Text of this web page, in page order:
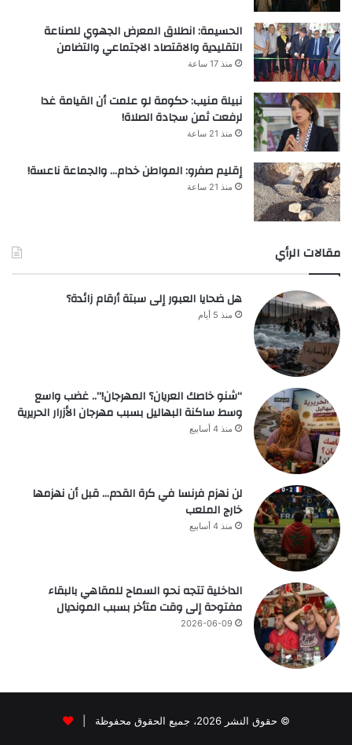
الحسيمة: انطلاق المعرض الجهوي للصناعة
التقليدية والاقتصاد الاجتماعي والتضامن
منذ 17 ساعة
نبيلة منيب: حكومة لو علمت أن القيامة غدا
لرفعت ثمن سجادة الصلاة!
منذ 21 ساعة
إقليم صفرو: المواطن خدام… والجماعة ناعسة!
منذ 21 ساعة
مقالات الرأي
هل ضحايا العبور إلى سبتة أرقام زائدة؟
منذ 5 أيام
“شنو خاصك العريان؟ المهرجان!”.. غضب واسع
وسط ساكنة البهاليل بسبب مهرجان الأزرار الحريرية
منذ 4 أسابيع
لن نهزم فرنسا في كرة القدم… قبل أن نهزمها
خارج الملعب
منذ 4 أسابيع
الداخلية تتجه نحو السماح للمقاهي بالبقاء
مفتوحة إلى وقت متأخر بسبب المونديال
2026-06-09
© حقوق النشر 2026، جميع الحقوق محفوظة |